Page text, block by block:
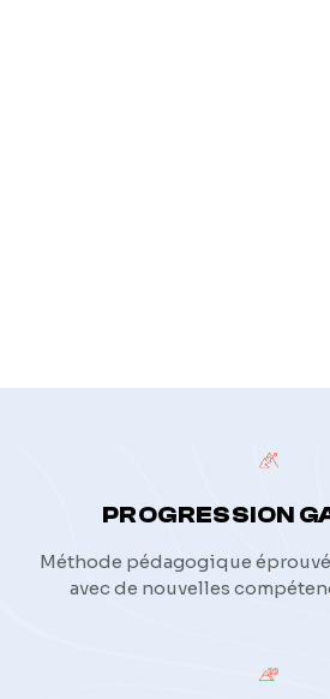
PROGRESSION
Méthode pédagogique
avec de nouvelles